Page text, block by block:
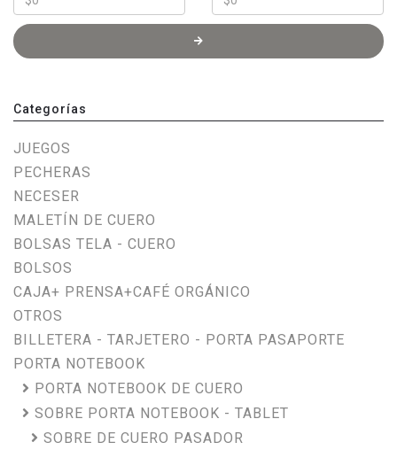
Categorías
JUEGOS
PECHERAS
NECESER
MALETÍN DE CUERO
BOLSAS TELA - CUERO
BOLSOS
CAJA+ PRENSA+CAFÉ ORGÁNICO
OTROS
BILLETERA - TARJETERO - PORTA PASAPORTE
PORTA NOTEBOOK
PORTA NOTEBOOK DE CUERO
SOBRE PORTA NOTEBOOK - TABLET
SOBRE DE CUERO PASADOR